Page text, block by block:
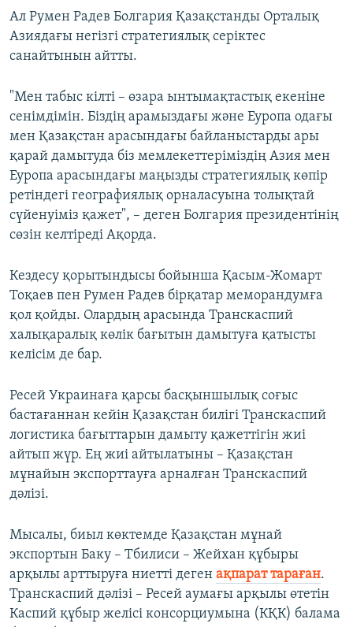
Ал Румен Радев Болгария Қазақстанды Орталық
Азиядағы негізгі стратегиялық серіктес
санайтынын айтты.
"Мен табыс кілті – өзара ынтымақтастық екеніне
сенімдімін. Біздің арамыздағы және Еуропа одағы
мен Қазақстан арасындағы байланыстарды ары
қарай дамытуда біз мемлекеттеріміздің Азия мен
Еуропа арасындағы маңызды стратегиялық көпір
ретіндегі географиялық орналасуына толықтай
сүйенуіміз қажет", – деген Болгария президентінің
сөзін келтіреді Ақорда.
Кездесу қорытындысы бойынша Қасым-Жомарт
Тоқаев пен Румен Радев бірқатар меморандумға
қол қойды. Олардың арасында Транскаспий
халықаралық көлік бағытын дамытуға қатысты
келісім де бар.
Ресей Украинаға қарсы басқыншылық соғыс
бастағаннан кейін Қазақстан билігі Транскаспий
логистика бағыттарын дамыту қажеттігін жиі
айтып жүр. Ең жиі айтылатыны – Қазақстан
мұнайын экспорттауға арналған Транскаспий
дәлізі.
Мысалы, биыл көктемде Қазақстан мұнай
экспортын Баку – Тбилиси – Жейхан құбыры
арқылы арттыруға ниетті деген ақпарат тараған.
Транскаспий дәлізі – Ресей аумағы арқылы өтетін
Каспий құбыр желісі консорциумына (КҚК) балама